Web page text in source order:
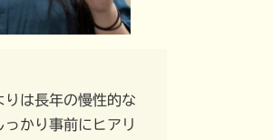
は長年の慢性的な
かり事前にヒアリ